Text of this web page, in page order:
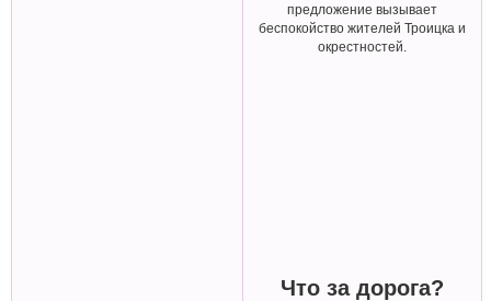
предложение вызывает
беспокойство жителей Троицка и
окрестностей.
Что за дорога?